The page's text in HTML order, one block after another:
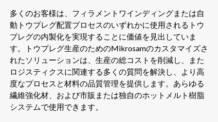
多くのお客様は、フィラメントワインディングまたは自
動トウプレグ配置プロセスのいずれかに使用されるトウ
プレグの内製化を実現することに価値を見出していま
す。トウプレグ生産のためのMikrosamのカスタマイズさ
れたソリューションは、生産の総コストを削減し、また
ロジスティクスに関連する多くの質問を解決し、より高
度なプロセスと材料の品質管理を提供します。あらゆる
繊維強化材、および市販または独自のホットメルト樹脂
システムで使用できます。